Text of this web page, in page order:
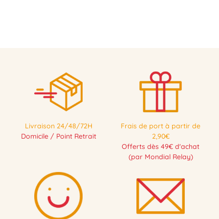
Livraison 24/48/72H
Domicile / Point Retrait
Frais de port à partir de
2,90€
Offerts dès 49€ d'achat
(par Mondial Relay)